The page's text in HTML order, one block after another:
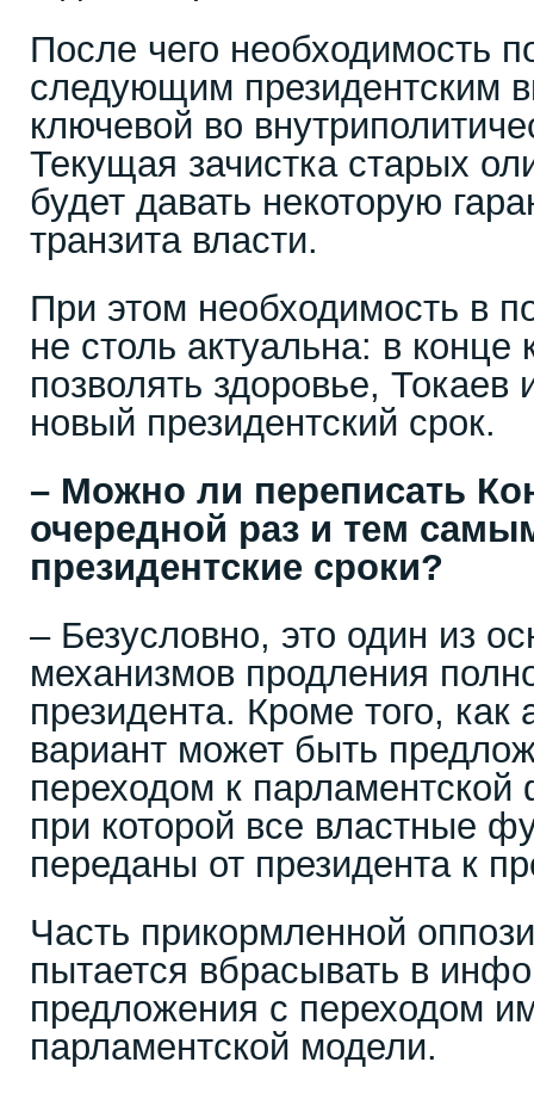
После чего необходимость
следующим президентским
ключевой во
Текущая зачистка старых
будет давать некоторую
транзита власти.
При этом необходимость в
не столь актуальна: в конце
позволять здоровье,
новый президентский срок.
– Можно ли переписать
очередной раз и тем
президентские сроки?
– Безусловно, это один из
механизмов продления
президента. Кроме того, как
вариант может быть
переходом к
при которой все властные
переданы от президента к
Часть прикормленной
пытается вбрасывать в
предложения с переходом
парламентской модели.